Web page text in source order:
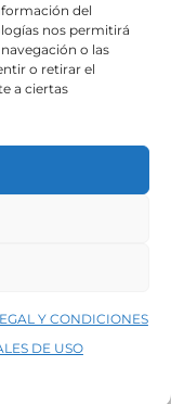
del
nos permitirá
o las
o retirar el
a ciertas
Y CONDICIONES
DE USO
PRIMERACOMPRA
de venta
web